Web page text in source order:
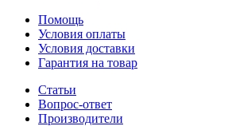
Помощь
Условия оплаты
Условия доставки
Гарантия на товар
Статьи
Вопрос-ответ
Производители